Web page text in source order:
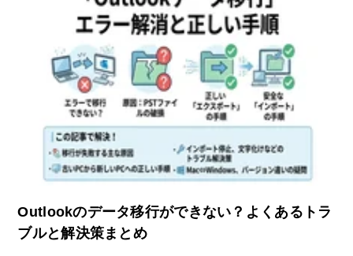
Outlookのデータ移行ができない？よくあるトラ
ブルと解決策まとめ